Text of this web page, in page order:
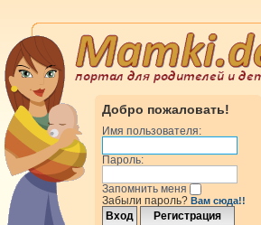
Добро пожаловать!
Имя пользователя:
Пароль:
Запомнить меня
Забыли пароль? Вам сюда!!